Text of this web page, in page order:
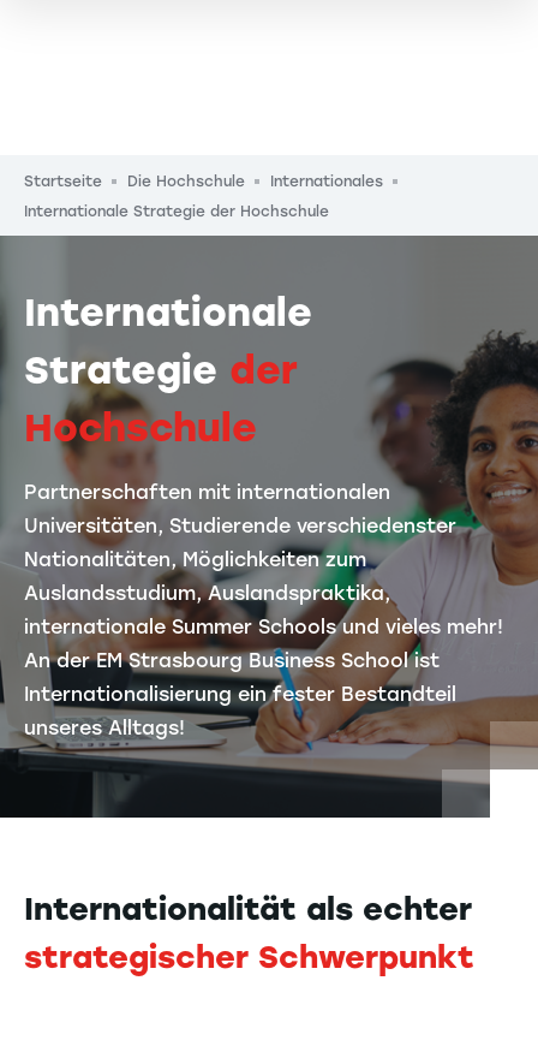
Pfadnavigation
Startseite Die Hochschule
Internationales
Internationale Strategie der Hochschule
Internationale
Strategie der
Hochschule
Partnerschaften mit internationalen
Universitäten, Studierende verschiedenster
Nationalitäten, Möglichkeiten zum
Auslandsstudium, Auslandspraktika,
internationale Summer Schools und vieles mehr!
An der EM Strasbourg Business School ist
Internationalisierung ein fester Bestandteil
unseres Alltags!
Internationalität als echter
strategischer Schwerpunkt